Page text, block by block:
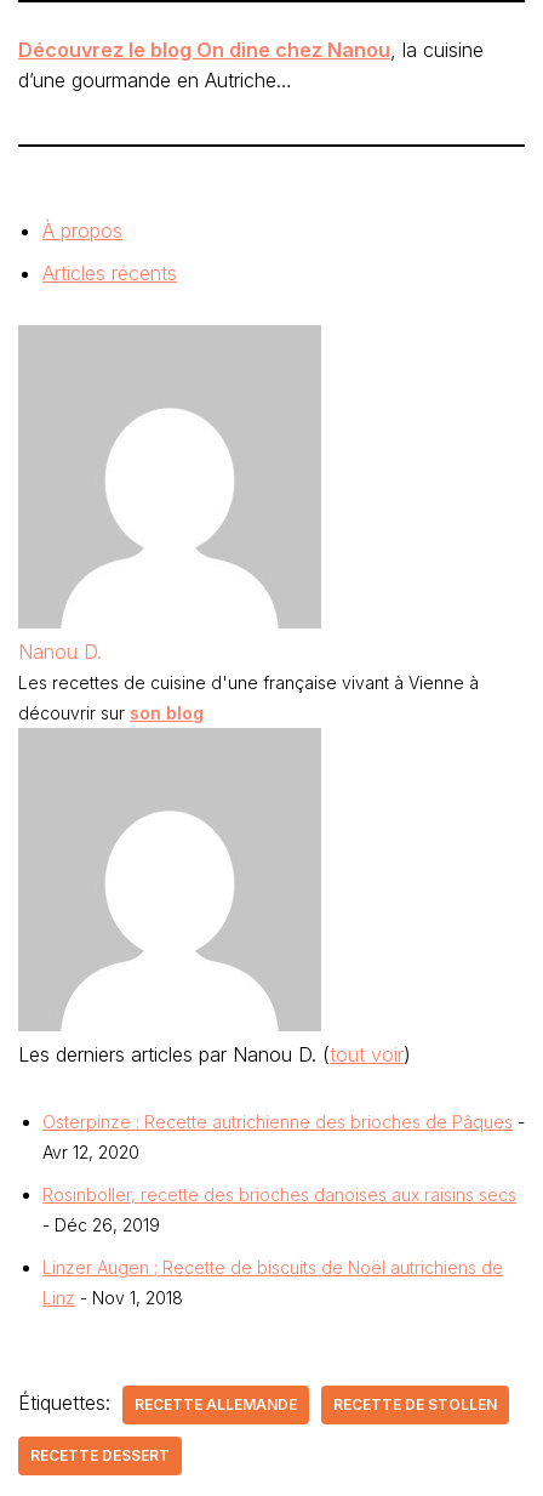
Découvrez le blog On dine chez Nanou, la cuisine
d’une gourmande en Autriche…
À propos
Articles récents
Nanou D.
Les recettes de cuisine d'une française vivant à Vienne à
découvrir sur son blog
Les derniers articles par Nanou D. (tout voir)
Osterpinze : Recette autrichienne des brioches de Pâques -
Avr 12, 2020
Rosinboller, recette des brioches danoises aux raisins secs
- Déc 26, 2019
Linzer Augen ; Recette de biscuits de Noël autrichiens de
Linz - Nov 1, 2018
Étiquettes: RECETTE ALLEMANDE RECETTE DE STOLLEN
RECETTE DESSERT